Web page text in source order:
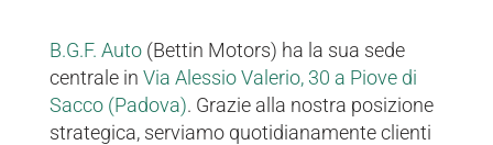
B.G.F. Auto(Bettin Motors) ha la sua sede
centrale in Via Alessio Valerio, 30 a Piove di
Sacco (Padova). Grazie alla nostra posizione
strategica, serviamo quotidianamente clienti